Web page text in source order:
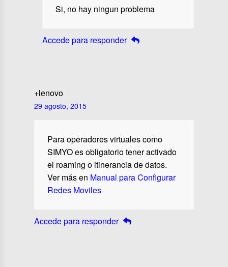
Si, no hay ningun problema
Accede para responder
+lenovo
29 agosto, 2015
Para operadores virtuales como
SIMYO es obligatorio tener activado
el roaming o itinerancia de datos.
Ver más en Manual para Configurar
Redes Moviles
Accede para responder